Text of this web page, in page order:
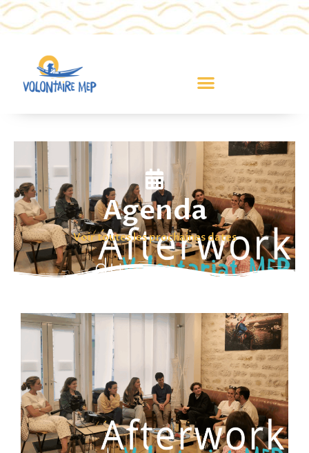
Agenda
Voir toutes les prochaines dates